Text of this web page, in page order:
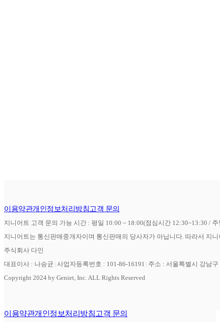
이용약관개인정보처리방침고객 문의
지니어트 고객 문의 가능 시간 : 평일 10:00 ~ 18:00(점심시간 12:30~13:30 /
지니어트는 통신판매중개자이며 통신판매의 당사자가 아닙니다. 따라서 지
주식회사 다인
대표이사 : 나승균 사업자등록번호 : 101-86-16191
주소 : 서울특별시 강남
Copyright 2024 by Geniet, Inc. ALL Rights Reserved
이용약관개인정보처리방침고객 문의